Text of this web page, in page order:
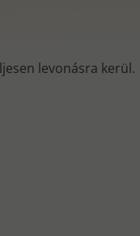
levonásra kerül.